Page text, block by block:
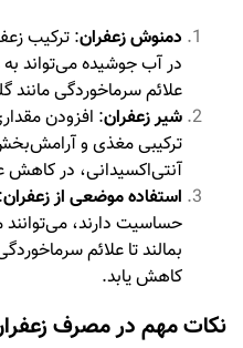
دمنوش زعفران: ترکیب
در آب جوشیده می‌تواند
علائم سرماخوردگی مانند
شیر زعفران: افزودن
ترکیبی مغذی و
آنتی‌اکسیدانی، در کاهش
استفاده موضعی از زعفران
حساسیت دارند،
بمالند تا علائم
کاهش یابد.
نکات مهم در مصرف